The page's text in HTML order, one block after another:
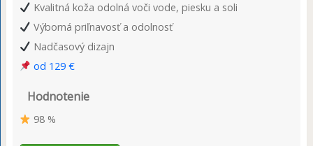
Kvalitná koža odolná voči vode, piesku a soli
Výborná priľnavosť a odolnosť
Nadčasový dizajn
od 129 €
Hodnotenie
98 %